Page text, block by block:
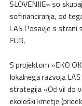
SLOVENIJE« so
sofinanciranja, od
LAS Posavje s strani
EUR.
S projektom »EKO
lokalnega razvoja
strategija »Od vil do
ekološki kmetje